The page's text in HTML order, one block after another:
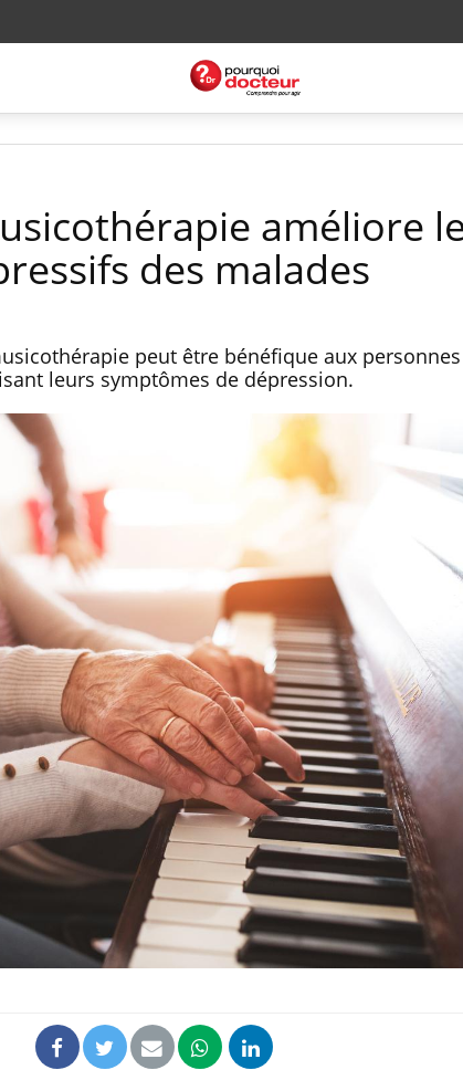
améliore
des malades
peut être bénéfique aux
leurs symptômes de dépression.
Comment oublier les
écrans en vacances ?
Toujours connectés :
comment le travail
empiète de plus en plus
sur nos soirées
Cancer colorectal : une
stratégie simple aurait
changé la donne au Pays
basque
t-il
Les
?